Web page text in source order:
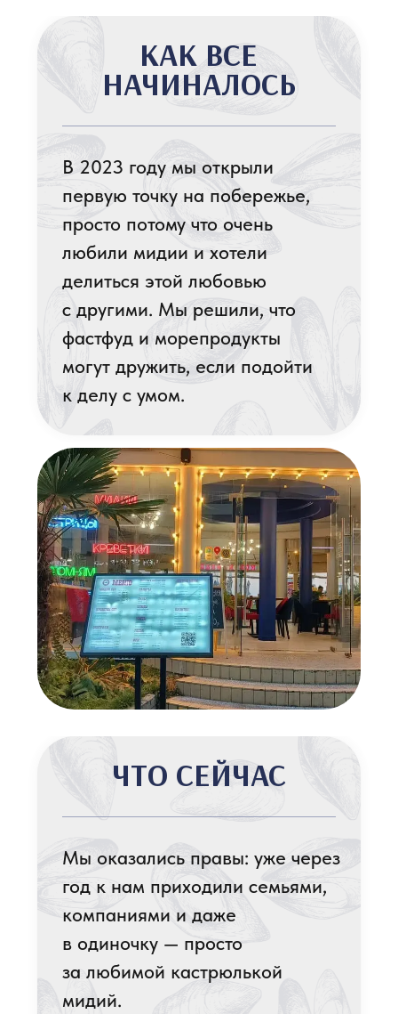
Мы оказались правы: уже через
компаниями и даже
в одиночку — просто
мидий.
Сейчас у нас уже 15 филиалов
по всей России!
ЧТО СЕЙЧАС